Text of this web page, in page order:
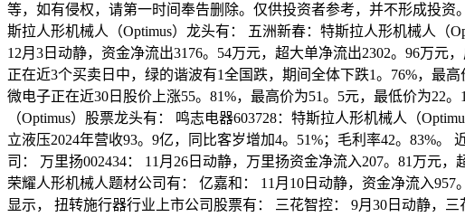
等，如有侵权，请第一时间奉告删除。仅供投资者参考，并不形成投
斯拉人形机械人（Optimus）龙头有： 五洲新春：特斯拉人形机械人（
12月3日动静，资金净流出3176。54万元，超大单净流出2302。96万元
正在近3个买卖日中，绿的谐波有1全国跌，期间全体下跌1。76%，最
微电子正在近30日股价上涨55。81%，最高价为51。5元，最低价为22
（Optimus）股票龙头有： 鸣志电器603728：特斯拉人形机械人（
立液压2024年营收93。9亿，同比客岁增加4。51%；毛利率42。83%
司： 万里扬002434： 11月26日动静，万里扬资金净流入207。81万元
荣耀人形机械人题材公司有： 亿嘉和： 11月10日动静，资金净流入
显示， 扭转施行器行业上市公司股票有： 三花智控： 9月30日动静，